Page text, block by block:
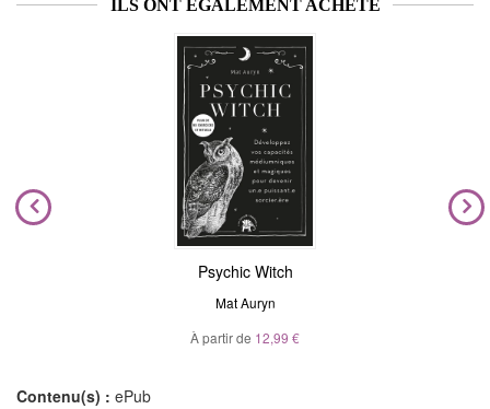
ILS ONT ÉGALEMENT ACHETÉ
Psychic Witch
Mat Auryn
À partir de 12,99 €
Contenu(s) : ePub